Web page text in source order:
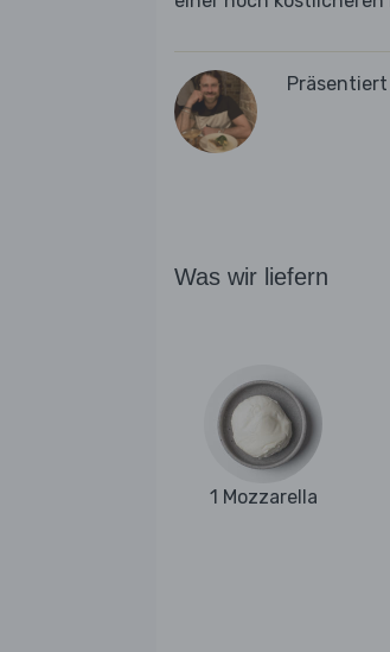
Was wir liefern
1 Mozzarella